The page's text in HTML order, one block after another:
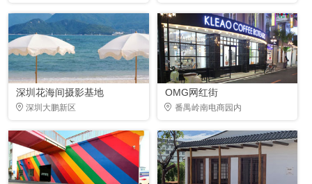
深圳花海间摄影基地
深圳大鹏新区
OMG网红街
番禺岭南电商园内